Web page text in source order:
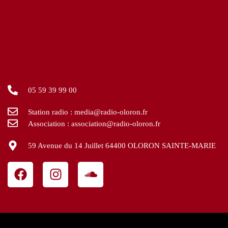
05 59 39 99 00
Station radio : media@radio-oloron.fr
Association : association@radio-oloron.fr
59 Avenue du 14 Juillet 64400 OLORON SAINTE-MARIE